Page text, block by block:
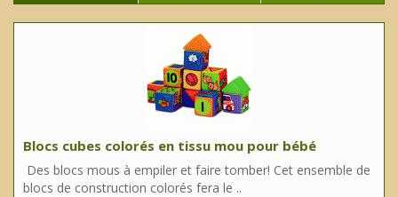
Blocs cubes colorés en tissu mou pour bébé
Des blocs mous à empiler et faire tomber! Cet ensemble de
blocs de construction colorés fera le ..